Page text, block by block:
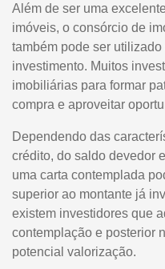
Além de ser uma
imóveis, o consórcio de
também pode ser
investimento. Muitos
imobiliárias para formar
compra e aproveitar
Dependendo das
crédito, do saldo devedor
uma carta contemplada
superior ao montante já
existem investidores que
contemplação e posterior
potencial valorização.